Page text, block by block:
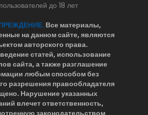
пользователей до 18 лет
Все материалы,
на данном сайте, являются
авторского права.
статей, использование
сайта, а также разглашение
любым способом без
разрешения правообладателя
Нарушение указанных
влечет ответственность,